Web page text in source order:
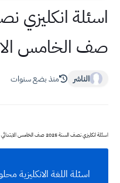
صف الخامس
الناشر منذ بضع سنوات
اسئلة انكليزي نصف السنة 2025 صف الخامس الابتدائي مع الحل
اسئلة اللغة